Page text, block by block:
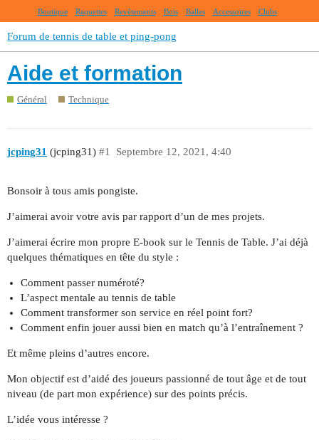
Boutique Raquettes Revêtements Bois Balles Accessoires Clubs
Forum de tennis de table et ping-pong
Aide et formation
Général Technique
jcping31 (jcping31) Septembre 12, 2021, 4:40
#1
Bonsoir à tous amis pongiste.
J’aimerai avoir votre avis par rapport d’un de mes projets.
J’aimerai écrire mon propre E-book sur le Tennis de Table. J’ai déjà
quelques thématiques en tête du style :
Comment passer numéroté?
L’aspect mentale au tennis de table
Comment transformer son service en réel point fort?
Comment enfin jouer aussi bien en match qu’à l’entraînement ?
Et même pleins d’autres encore.
Mon objectif est d’aidé des joueurs passionné de tout âge et de tout
niveau (de part mon expérience) sur des points précis.
L’idée vous intéresse ?